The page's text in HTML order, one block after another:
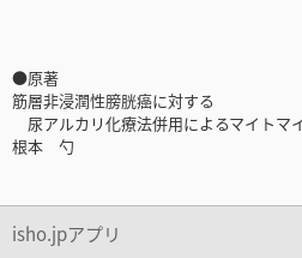
●原著
筋層非浸潤性膀胱癌に対する
尿アルカリ化療法併用によるマイトマ
根本 勺
isho.jpアプリ